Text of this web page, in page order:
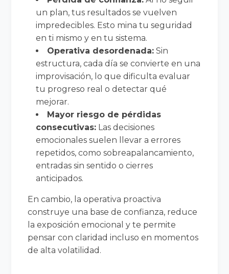
un plan, tus resultados se vuelven
impredecibles. Esto mina tu seguridad
en ti mismo y en tu sistema.
Operativa desordenada: Sin
estructura, cada día se convierte en una
improvisación, lo que dificulta evaluar
tu progreso real o detectar qué
mejorar.
Mayor riesgo de pérdidas
consecutivas: Las decisiones
emocionales suelen llevar a errores
repetidos, como sobreapalancamiento,
entradas sin sentido o cierres
anticipados.
En cambio, la operativa proactiva
construye una base de confianza, reduce
la exposición emocional y te permite
pensar con claridad incluso en momentos
de alta volatilidad.